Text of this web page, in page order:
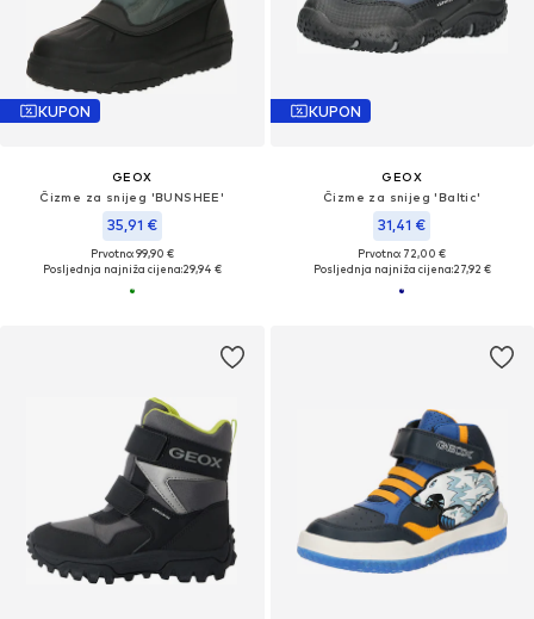
KUPON
GEOX
Čizme za snijeg 'BUNSHEE'
35,91 €
Prvotno: 99,90 €
Posljednja najniža cijena:29,94 €
KUPON
GEOX
Čizme za snijeg 'Baltic'
31,41 €
Prvotno: 72,00 €
Posljednja najniža cijena:27,92 €